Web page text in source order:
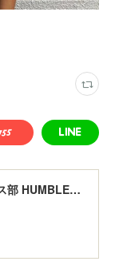
東北大学学友会女子ラクロス部 HUMBLERS